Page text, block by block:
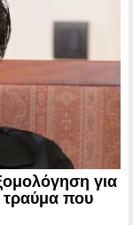
για
τραύμα που